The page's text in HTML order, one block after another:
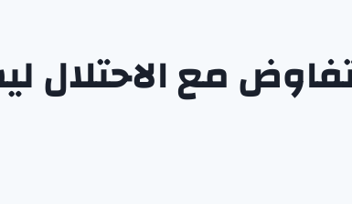
مع الاحتلال